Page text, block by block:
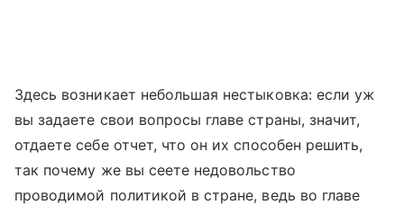
Здесь возникает небольшая нестыковка: если уж
вы задаете свои вопросы главе страны, значит,
отдаете себе отчет, что он их способен решить,
так почему же вы сеете недовольство
проводимой политикой в стране, ведь во главе